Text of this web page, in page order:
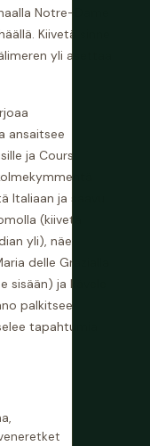
Notre-Dame
Kiivetä sinne
yli asettaa
ansaitsee
ja Cours
Italiaan ja saavu
(kiivetä
yli), näe
delle Grazialla
ja kävele
palkitsee
tapahtumia